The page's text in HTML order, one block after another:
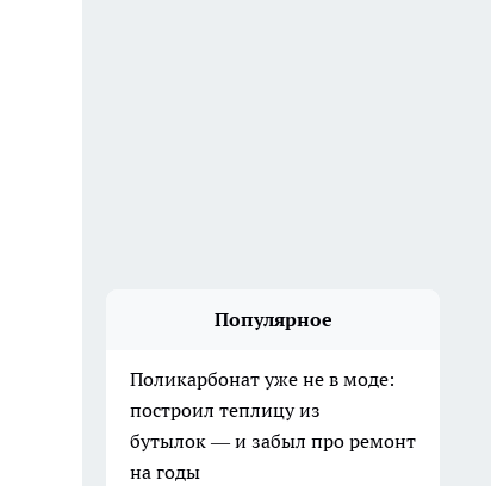
Популярное
Поликарбонат уже не в моде:
построил теплицу из
бутылок — и забыл про ремонт
на годы